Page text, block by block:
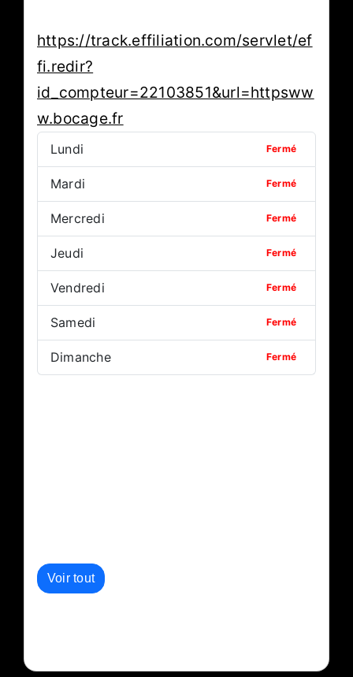
https://track.effiliation.com/servlet/ef
fi.redir?
id_compteur=22103851&url=httpsww
w.bocage.fr
Lundi Fermé
Mardi Fermé
Mercredi Fermé
Jeudi Fermé
Vendredi Fermé
Samedi Fermé
Dimanche Fermé
Voir tout